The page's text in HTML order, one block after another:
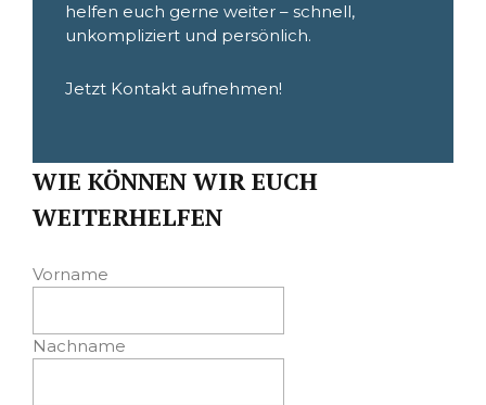
helfen euch gerne weiter – schnell,
unkompliziert und persönlich.
Jetzt Kontakt aufnehmen!
WIE KÖNNEN WIR EUCH
WEITERHELFEN
Vorname
Nachname